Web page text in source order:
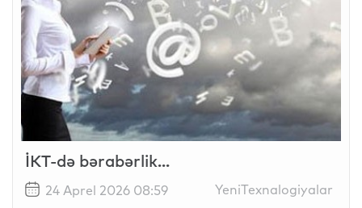
İKT-də bərabərlik...
24 Aprel 2026 08:59 YeniTexnalogiyalar